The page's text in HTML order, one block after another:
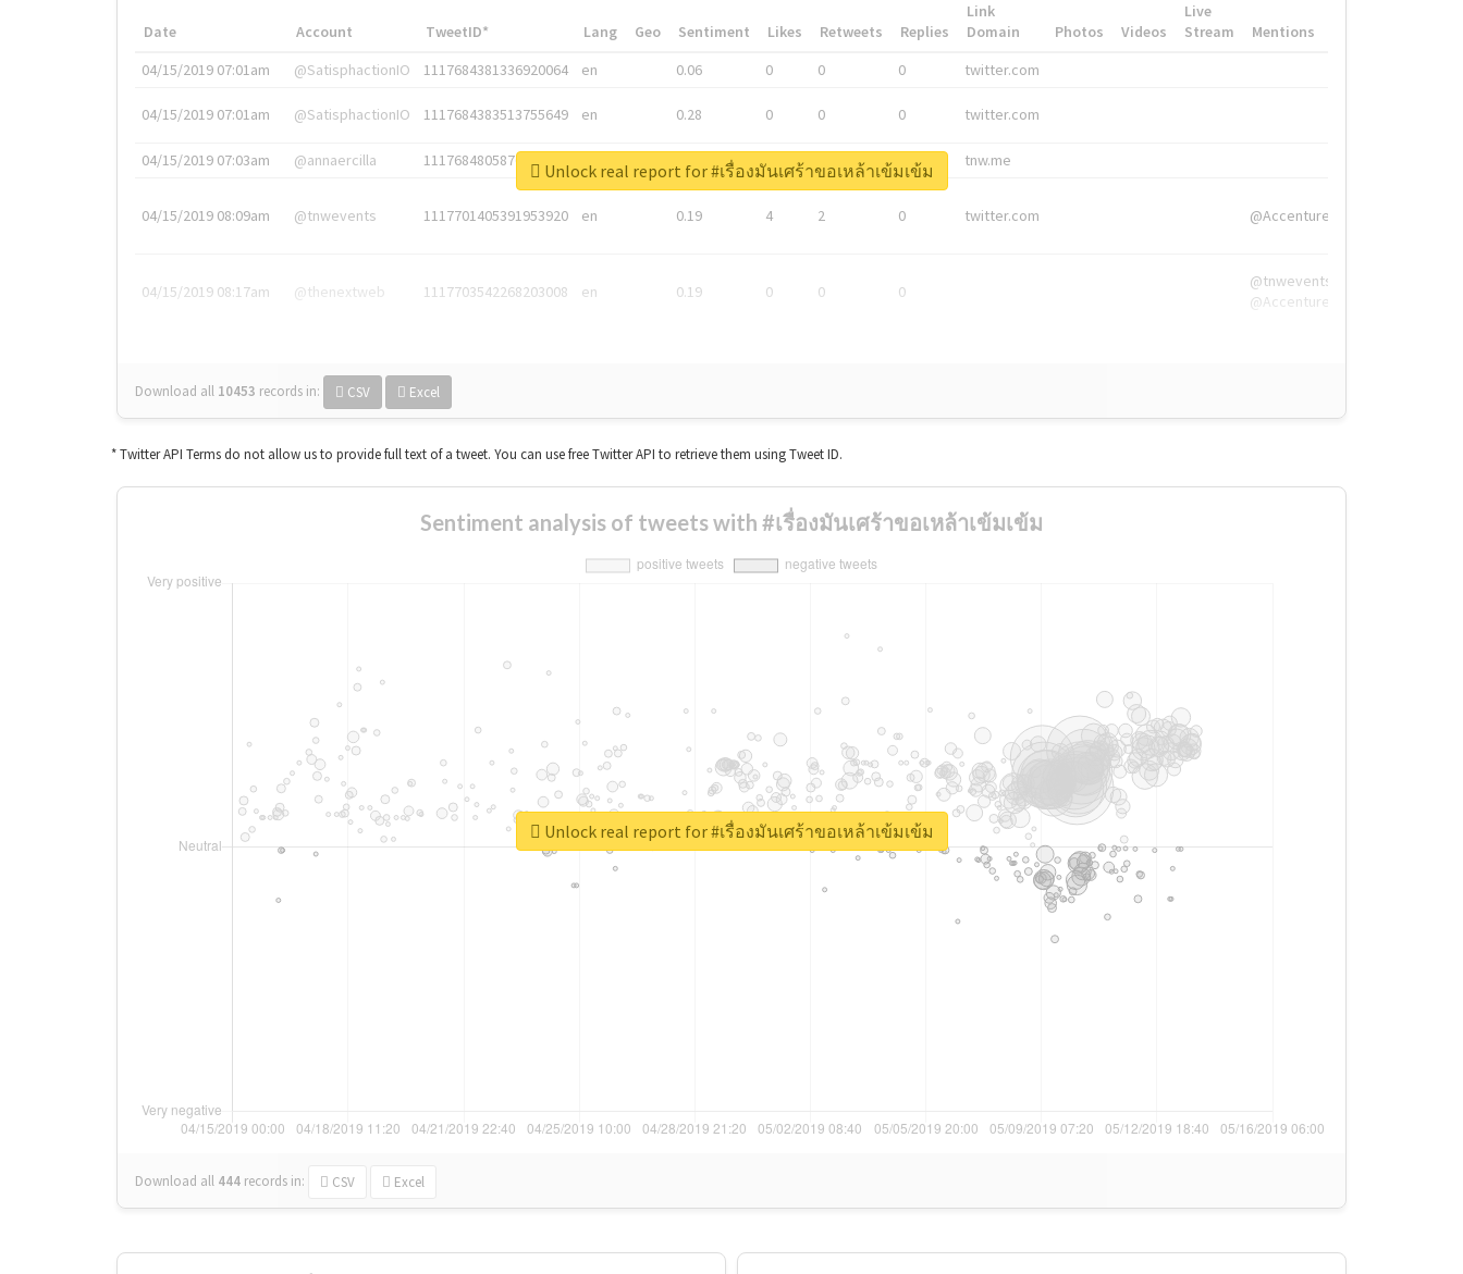
Date Account TweetID* Lang Geo Sentiment Likes Retweets Replies
Link
Domain
Photos Videos
Live
Stream
Mentions
04/15/2019 07:01am
@SatisphactionIO 1117684381336920064 en 0.06 0 0 0 twitter.com
04/15/2019 07:01am @SatisphactionIO 1117684383513755649 en 0.28 0 0 0 twitter.com
04/15/2019 07:03am @annaercilla 1117684805876027392 0 tnw.me
04/15/2019 08:09am @tnwevents 1117701405391953920 en 0.19 4 2 0 twitter.com @Accenture
04/15/2019 08:17am @thenextweb 1117703542268203008 en 0.19 0 0 0
@tnwevents,
@Accenture
Download all 10453 records in: CSV Excel
Unlock real report for #เรื่องมันเศร้าขอเหล้าเข้มเข้ม
* Twitter API Terms do not allow us to provide full text of a tweet. You can use free Twitter API to retrieve them using Tweet ID.
Sentiment analysis of tweets with #เรื่องมันเศร้าขอเหล้าเข้มเข้ม
Download all 444 records in: CSV Excel
Unlock real report for #เรื่องมันเศร้าขอเหล้าเข้มเข้ม